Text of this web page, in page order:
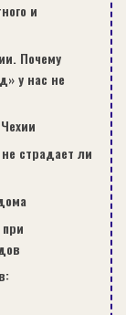
и
Почему
у нас не
страдает ли